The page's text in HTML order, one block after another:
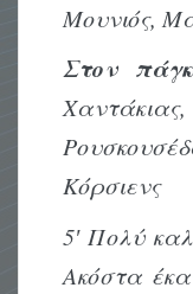
Μουνιός,
Στον
Κόρσιενς
5′ Πολύ
Ακόστα